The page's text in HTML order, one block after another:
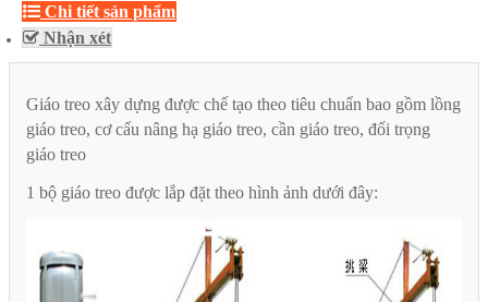
Chi tiết sản phẩm
Nhận xét
Giáo treo xây dựng được chế tạo theo tiêu chuẩn bao gồm lồng
giáo treo, cơ cấu nâng hạ giáo treo, cần giáo treo, đối trọng
giáo treo
1 bộ giáo treo được lắp đặt theo hình ảnh dưới đây: